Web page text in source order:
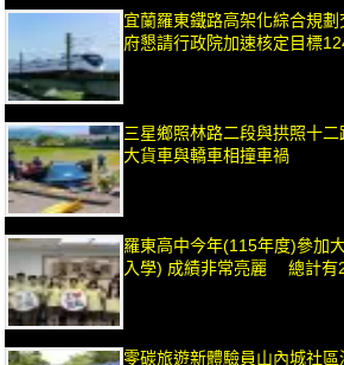
宜蘭羅東鐵路高架化綜合規
府懇請行政院加速核定目標
三星鄉照林路二段與拱照十
大貨車與轎車相撞車禍
羅東高中今年(115年度)參加
入學) 成績非常亮麗 總計有
零碳旅遊新體驗員山內城社